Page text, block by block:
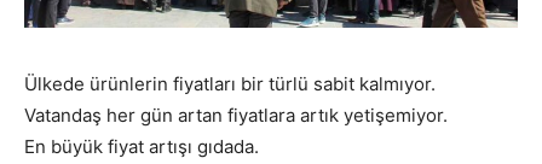
Ülkede ürünlerin fiyatları bir türlü sabit kalmıyor.
Vatandaş her gün artan fiyatlara artık yetişemiyor.
En büyük fiyat artışı gıdada.